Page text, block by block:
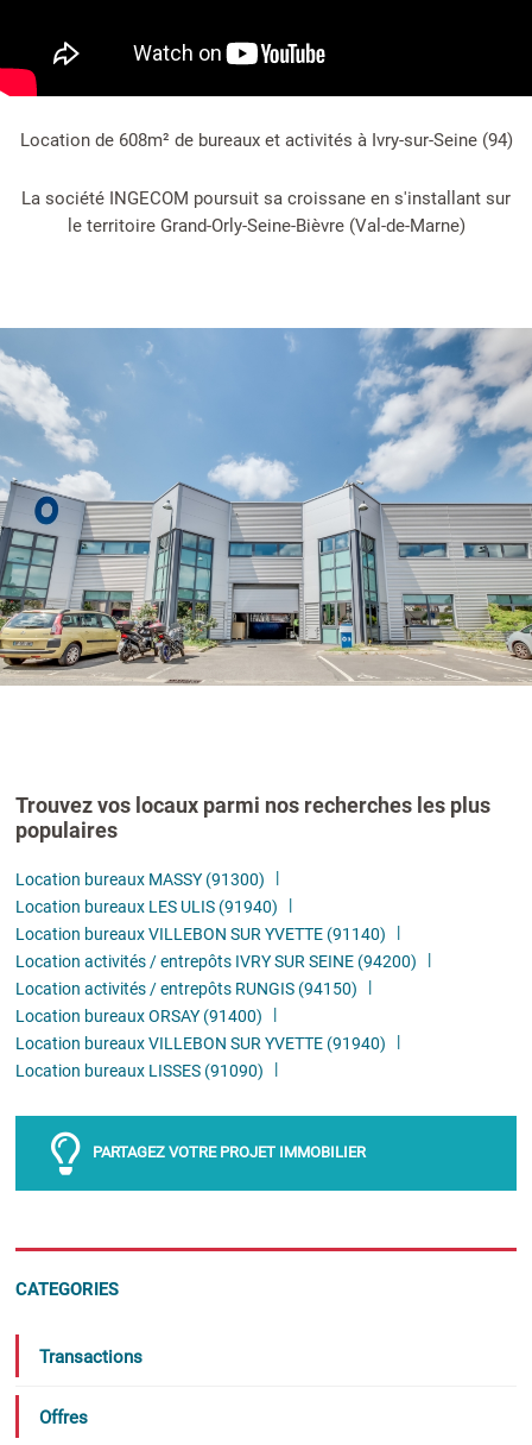
Location de 608m² de bureaux et activités à Ivry-sur-Seine (94)
La société INGECOM poursuit sa croissane en s'installant sur
le territoire Grand-Orly-Seine-Bièvre (Val-de-Marne)
Trouvez vos locaux parmi nos recherches les plus
populaires
Location bureaux MASSY (91300)
Location bureaux LES ULIS (91940)
Location bureaux VILLEBON SUR YVETTE (91140)
Location activités / entrepôts IVRY SUR SEINE (94200)
Location activités / entrepôts RUNGIS (94150)
Location bureaux ORSAY (91400)
Location bureaux VILLEBON SUR YVETTE (91940)
Location bureaux LISSES (91090)
PARTAGEZ VOTRE PROJET IMMOBILIER
CATEGORIES
Transactions
Offres